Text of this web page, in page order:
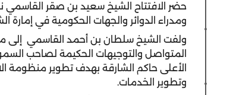
حضر الافتتاح الشيخ سعيد بن صقر
ومدراء الدوائر والجهات الحكومية في
ولفت الشيخ سلطان بن أحمد القاسمي إلى
المتواصل والتوجيهات الحكيمة لصاحب
الأعلى حاكم الشارقة بهدف تطوير منظومة
وتطوير الخدمات.